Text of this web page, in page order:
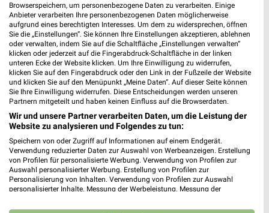
dm München
Münchner Freiheit 7
80802 München
Heute 08:00 - 20:00 Uhr | Geöffnet
0,93 km
Browserspeichern, um personenbezogene Daten zu verarbeiten. Einige
Anbieter verarbeiten Ihre personenbezogenen Daten möglicherweise
aufgrund eines berechtigten Interesses. Um dem zu widersprechen, öffnen
Sie die „Einstellungen“. Sie können Ihre Einstellungen akzeptieren, ablehnen
oder verwalten, indem Sie auf die Schaltfläche „Einstellungen verwalten“
klicken oder jederzeit auf die Fingerabdruck-Schaltfläche in der linken
unteren Ecke der Website klicken. Um Ihre Einwilligung zu widerrufen,
klicken Sie auf den Fingerabdruck oder den Link in der Fußzeile der Website
und klicken Sie auf den Menüpunkt „Meine Daten“. Auf dieser Seite können
Sie Ihre Einwilligung widerrufen. Diese Entscheidungen werden unseren
Partnern mitgeteilt und haben keinen Einfluss auf die Browserdaten.
Wir und unsere Partner verarbeiten Daten, um die Leistung der
Website zu analysieren und Folgendes zu tun:
Speichern von oder Zugriff auf Informationen auf einem Endgerät.
Verwendung reduzierter Daten zur Auswahl von Werbeanzeigen. Erstellung
von Profilen für personalisierte Werbung. Verwendung von Profilen zur
Auswahl personalisierter Werbung. Erstellung von Profilen zur
Personalisierung von Inhalten. Verwendung von Profilen zur Auswahl
personalisierter Inhalte. Messung der Werbeleistung. Messung der
Kombinationen von Daten aus verschiedenen Quellen. Entwicklung und